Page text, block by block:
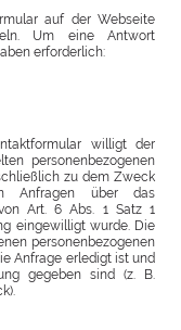
auf der Webseite
Um eine Antwort
erforderlich:
willigt der
personenbezogenen
zu dem Zweck
Anfragen über das
Art. 6 Abs. 1 Satz 1
eingewilligt wurde. Die
personenbezogenen
Anfrage erledigt ist und
gegeben sind (z. B.